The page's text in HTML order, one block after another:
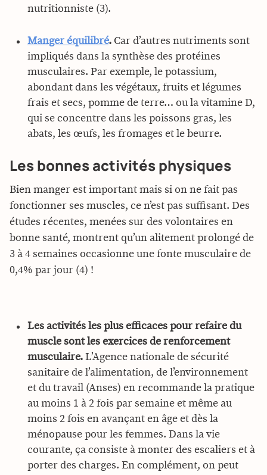
nutritionniste (3).
Manger équilibré. Car d’autres nutriments sont
impliqués dans la synthèse des protéines
musculaires. Par exemple, le potassium,
abondant dans les végétaux, fruits et légumes
frais et secs, pomme de terre… ou la vitamine D,
qui se concentre dans les poissons gras, les
abats, les œufs, les fromages et le beurre.
Les bonnes activités physiques
Bien manger est important mais si on ne fait pas
fonctionner ses muscles, ce n’est pas suffisant. Des
études récentes, menées sur des volontaires en
bonne santé, montrent qu’un alitement prolongé de
3 à 4 semaines occasionne une fonte musculaire de
0,4% par jour (4) !
Les activités les plus efficaces pour refaire du
muscle sont les exercices de renforcement
musculaire. L’Agence nationale de sécurité
sanitaire de l’alimentation, de l’environnement
et du travail (Anses) en recommande la pratique
au moins 1 à 2 fois par semaine et même au
moins 2 fois en avançant en âge et dès la
ménopause pour les femmes. Dans la vie
courante, ça consiste à monter des escaliers et à
porter des charges. En complément, on peut